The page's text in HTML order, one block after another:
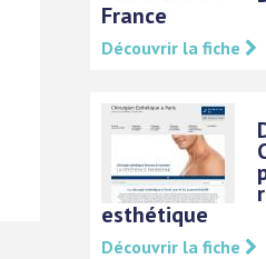
France
Découvrir la fiche
esthétique
Découvrir la fiche